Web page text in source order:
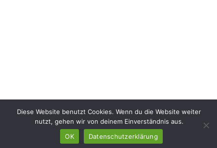
Diese Website benutzt Cookies. Wenn du die Website weiter
nutzt, gehen wir von deinem Einverständnis aus.
OK
Datenschutzerklärung